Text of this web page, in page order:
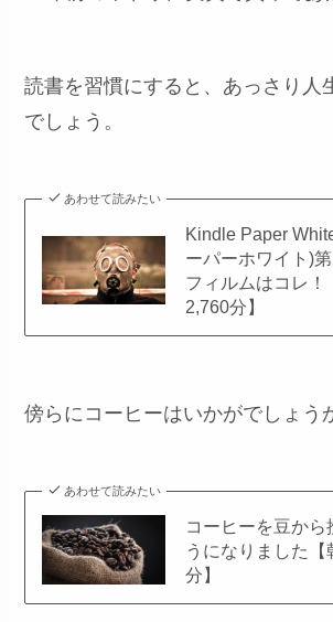
読書を習慣にすると、あっさり人
でしょう。
あわせて読みたい
Kindle Paper
ーパーホワイト)
フィルムはコレ！
2,760分】
傍らにコーヒーはいかがでしょう
あわせて読みたい
コーヒーを豆から
うになりました
分】